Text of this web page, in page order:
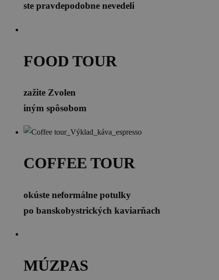
ste pravdepodobne nevedeli
FOOD TOUR
zažite Zvolen
iným spôsobom
COFFEE TOUR
okúste neformálne potulky
po banskobystrických kaviarňach
MÚZPAS